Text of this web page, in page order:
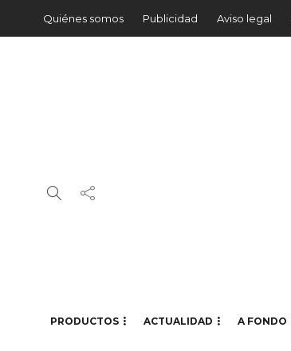
Quiénes somos Publicidad Aviso legal
PRODUCTOS ACTUALIDAD A FONDO